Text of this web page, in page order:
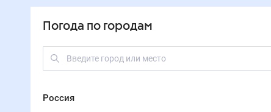
Погода по городам
Россия